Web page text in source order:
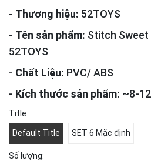
- Thương hiệu: 52TOYS
- Tên sản phẩm: Stitch Sweet
52TOYS
- Chất Liệu: PVC/ ABS
- Kích thước sản phẩm: ~8-
Title
Default Title SET 6 Mặc định
Số lượng: